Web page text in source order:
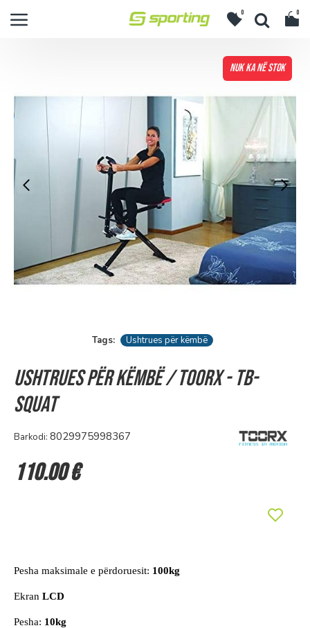
0 0
NUK KA NË STOK
Tags: Ushtrues për këmbë
Ushtrues për këmbë / Toorx - TB-
SQUAT
Barkodi: 8029975998367
110.00 €
Pesha maksimale e përdoruesit: 100kg
Ekran LCD
Pesha: 10kg